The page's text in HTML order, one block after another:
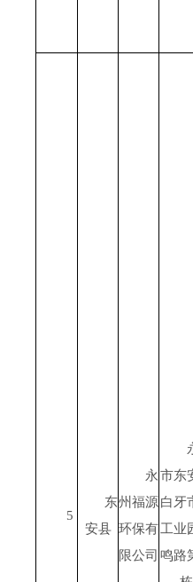
5
东
安县
永
州福源
环保有
限公司
市东
白牙
工业
鸣路